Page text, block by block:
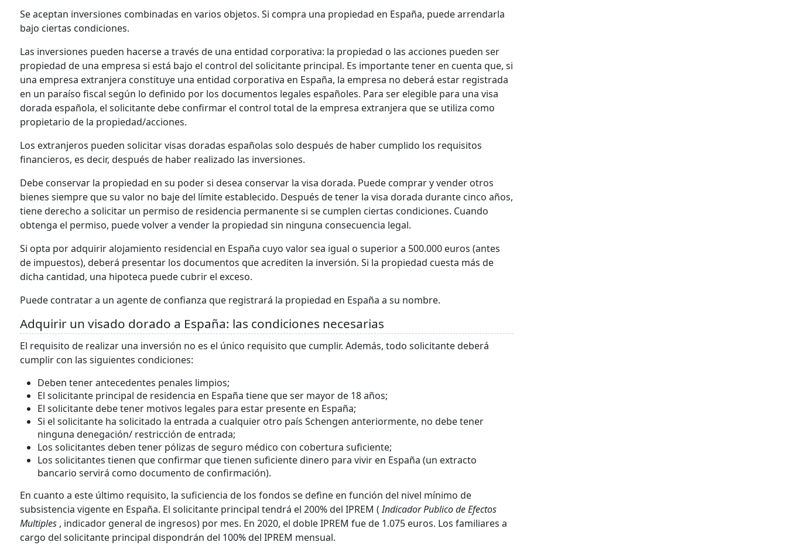
Se aceptan inversiones combinadas en varios objetos. Si compra una propiedad en España, puede arrendarla
bajo ciertas condiciones.
Las inversiones pueden hacerse a través de una entidad corporativa: la propiedad o las acciones pueden ser
propiedad de una empresa si está bajo el control del solicitante principal. Es importante tener en cuenta que, si
una empresa extranjera constituye una entidad corporativa en España, la empresa no deberá estar registrada
en un paraíso fiscal según lo definido por los documentos legales españoles. Para ser elegible para una visa
dorada española, el solicitante debe confirmar el control total de la empresa extranjera que se utiliza como
propietario de la propiedad/acciones.
Los extranjeros pueden solicitar visas doradas españolas solo después de haber cumplido los requisitos
financieros, es decir, después de haber realizado las inversiones.
Debe conservar la propiedad en su poder si desea conservar la visa dorada. Puede comprar y vender otros
bienes siempre que su valor no baje del límite establecido. Después de tener la visa dorada durante cinco años,
tiene derecho a solicitar un permiso de residencia permanente si se cumplen ciertas condiciones. Cuando
obtenga el permiso, puede volver a vender la propiedad sin ninguna consecuencia legal.
Si opta por adquirir alojamiento residencial en España cuyo valor sea igual o superior a 500.000 euros (antes
de impuestos), deberá presentar los documentos que acrediten la inversión. Si la propiedad cuesta más de
dicha cantidad, una hipoteca puede cubrir el exceso.
Puede contratar a un agente de confianza que registrará la propiedad en España a su nombre.
Adquirir un visado dorado a España: las condiciones necesarias
El requisito de realizar una inversión no es el único requisito que cumplir. Además, todo solicitante deberá
cumplir con las siguientes condiciones:
Deben tener antecedentes penales limpios;
El solicitante principal de residencia en España tiene que ser mayor de 18 años;
El solicitante debe tener motivos legales para estar presente en España;
Si el solicitante ha solicitado la entrada a cualquier otro país Schengen anteriormente, no debe tener
ninguna denegación/ restricción de entrada;
Los solicitantes deben tener pólizas de seguro médico con cobertura suficiente;
Los solicitantes tienen que confirmar que tienen suficiente dinero para vivir en España (un extracto
bancario servirá como documento de confirmación).
En cuanto a este último requisito, la suficiencia de los fondos se define en función del nivel mínimo de
subsistencia vigente en España. El solicitante principal tendrá el 200% del IPREM (Indicador Publico de Efectos
Multiples , indicador general de ingresos) por mes. En 2020, el doble IPREM fue de 1.075 euros. Los familiares a
cargo del solicitante principal dispondrán del 100% del IPREM mensual.